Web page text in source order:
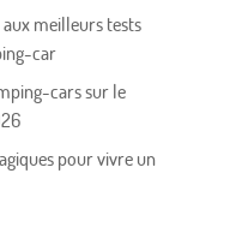
meilleurs tests
car
cars sur le
pour vivre un